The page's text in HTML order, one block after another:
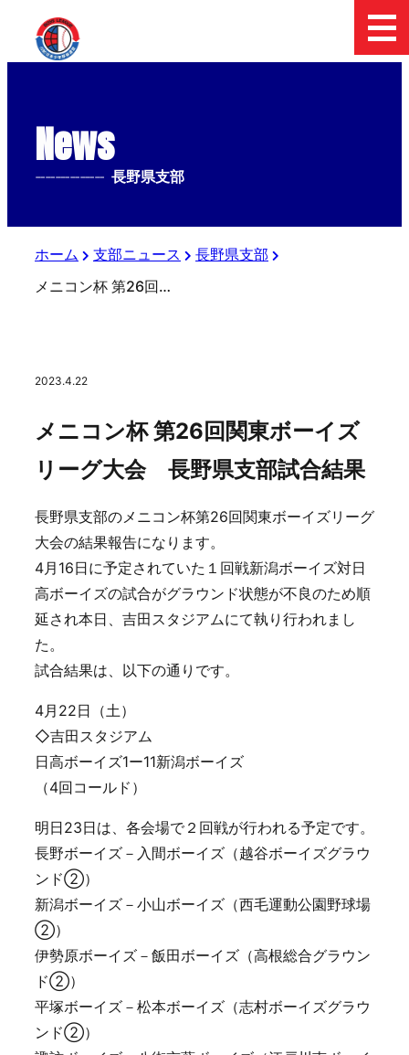
News
-------------- 長野県支部
ホーム 支部ニュース
長野県支部
メニコン杯 第26回関東ボーイズリーグ大会 長野県支部試合結果
2023.4.22
メニコン杯 第26回関東ボーイズ
リーグ大会 長野県支部試合結果
長野県支部のメニコン杯第26回関東ボーイズリーグ
大会の結果報告になります。
4月16日に予定されていた１回戦新潟ボーイズ対日
高ボーイズの試合がグラウンド状態が不良のため順
延され本日、吉田スタジアムにて執り行われまし
た。
試合結果は、以下の通りです。
4月22日（土）
◇吉田スタジアム
日高ボーイズ1ー11新潟ボーイズ
（4回コールド）
明日23日は、各会場で２回戦が行われる予定です。
長野ボーイズ－入間ボーイズ（越谷ボーイズグラウ
ンド②）
新潟ボーイズ－小山ボーイズ（西毛運動公園野球場
②）
伊勢原ボーイズ－飯田ボーイズ（高根総合グラウン
ド②）
平塚ボーイズ－松本ボーイズ（志村ボーイズグラウ
ンド②）